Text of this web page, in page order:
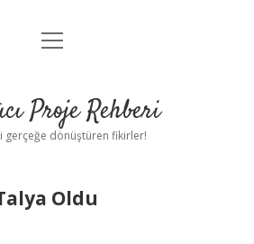
Anasayfa
Yasal Uyarı
menüyü
Proje Rehberi
gerçeğe dönüştüren fikirler!
Oldu